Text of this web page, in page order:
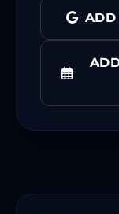
ADD